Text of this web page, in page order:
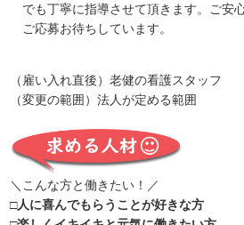
でも丁寧に指導させて頂きます。ご安心
ご応募お待ちしています。
（雇い入れ直後）老健の看護スタッフ
（変更の範囲）法人が定める範囲
＼こんな方と働きたい！／
□人に喜んでもらうことが好きな方